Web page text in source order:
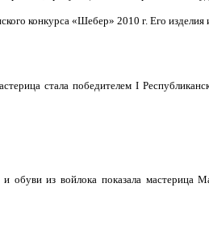
конкурса «Шебер» 2010 г. Его
стала победителем I
обуви из войлока показала